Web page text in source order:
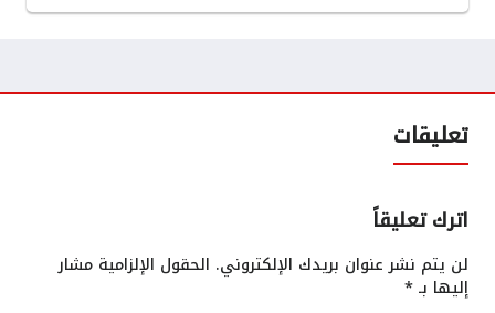
تعليقات
اترك تعليقاً
لن يتم نشر عنوان بريدك الإلكتروني. الحقول الإلزامية مشار
إليها بـ*